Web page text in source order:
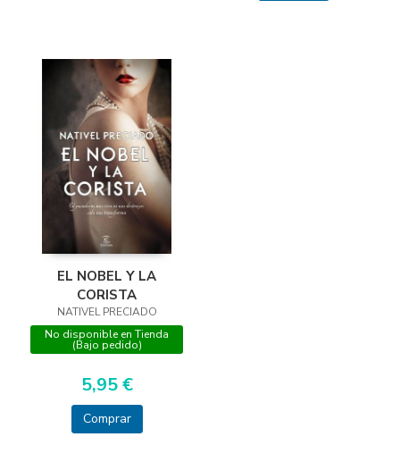
EL NOBEL Y LA
CORISTA
NATIVEL PRECIADO
No disponible en Tienda
(Bajo pedido)
5,95 €
Comprar